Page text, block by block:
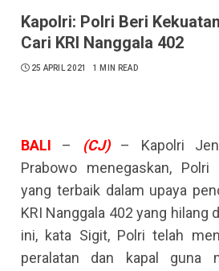
Kapolri: Polri Beri
Cari KRI Nanggala 402
25 APRIL 2021 1 MIN READ
BALI – (CJ)– Kapolri
Prabowo menegaskan, Polri
yang terbaik dalam upaya
KRI Nanggala 402 yang hilang
ini, kata Sigit, Polri telah
peralatan dan kapal guna